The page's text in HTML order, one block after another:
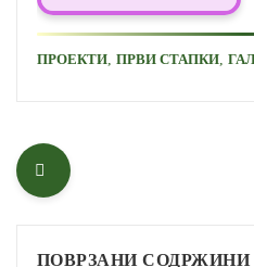
ПРОЕКТИ, ПРВИ СТАПКИ,
ПОВРЗАНИ СОДРЖИНИ